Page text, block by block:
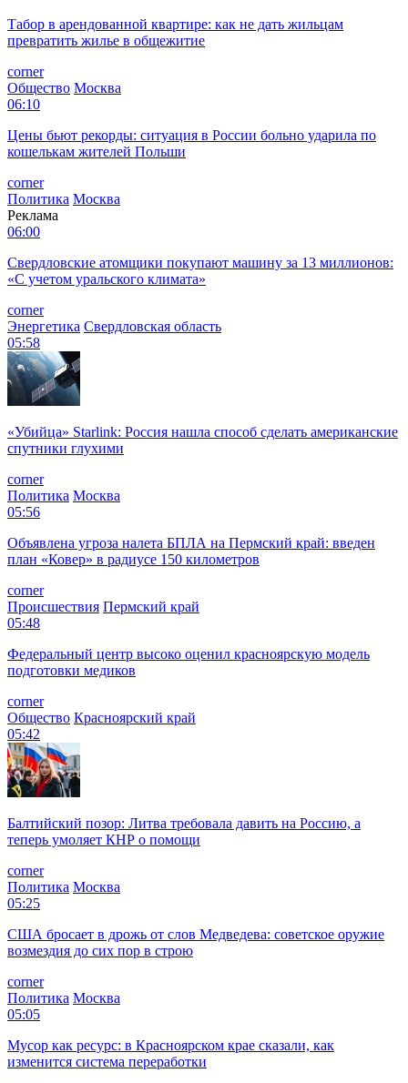
Табор в арендованной квартире: как не дать жильцам
превратить жилье в общежитие
corner
Общество Москва
06:10
Цены бьют рекорды: ситуация в России больно ударила по
кошелькам жителей Польши
corner
Политика Москва
Реклама
06:00
Свердловские атомщики покупают машину за 13 миллионов:
«С учетом уральского климата»
corner
Энергетика Свердловская область
05:58
«Убийца» Starlink: Россия нашла способ сделать американские
спутники глухими
corner
Политика Москва
05:56
Объявлена угроза налета БПЛА на Пермский край: введен
план «Ковер» в радиусе 150 километров
corner
Происшествия Пермский край
05:48
Федеральный центр высоко оценил красноярскую модель
подготовки медиков
corner
Общество Красноярский край
05:42
Балтийский позор: Литва требовала давить на Россию, а
теперь умоляет КНР о помощи
corner
Политика Москва
05:25
США бросает в дрожь от слов Медведева: советское оружие
возмездия до сих пор в строю
corner
Политика Москва
05:05
Мусор как ресурс: в Красноярском крае сказали, как
изменится система переработки